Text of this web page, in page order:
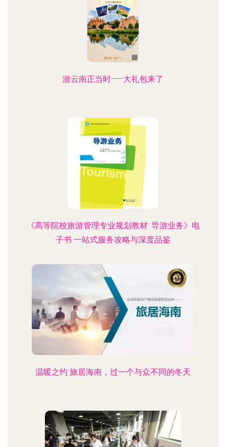
游云南正当时——大礼包来了
《高等院校旅游管理专业规划教材: 导游业务》电
子书 一站式服务攻略与深度品鉴
温暖之约 旅居海南，过一个与众不同的冬天